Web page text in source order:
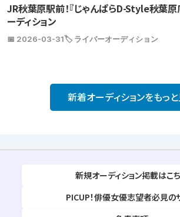
JR秋葉原駅前！『じゃんぱらD-Style秋葉原
ーディション
📅 2026-03-31🏷️ ライバーオーディション
新着オーディションをもっ
新規オーディション掲載はこ
PICUP！俳優女優志望者必見の